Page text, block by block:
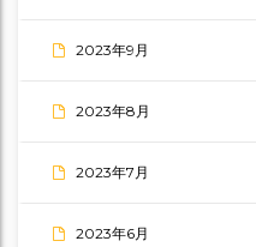
2023年9月
2023年8月
2023年7月
2023年6月